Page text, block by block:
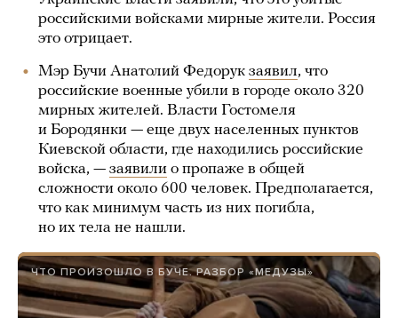
российскими войсками мирные жители. Россия
это отрицает.
Мэр Бучи Анатолий Федорук заявил, что
российские военные убили в городе около 320
мирных жителей. Власти Гостомеля
и Бородянки — еще двух населенных пунктов
Киевской области, где находились российские
войска, — заявили о пропаже в общей
сложности около 600 человек. Предполагается,
что как минимум часть из них погибла,
но их тела не нашли.
ЧТО ПРОИЗОШЛО В БУЧЕ. РАЗБОР «МЕДУЗЫ»